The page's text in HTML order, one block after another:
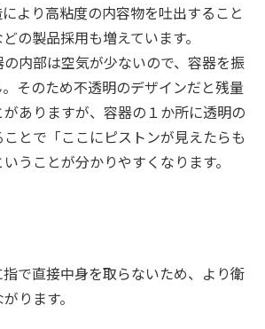
より高粘度の内容物を吐出すること
の製品採用も増えています。
内部は空気が少ないので、容器を振
そのため不透明のデザインだと残量
ありますが、容器の１か所に透明の
とで「ここにピストンが見えたらも
うことが分かりやすくなります。
で直接中身を取らないため、より衛
ります。